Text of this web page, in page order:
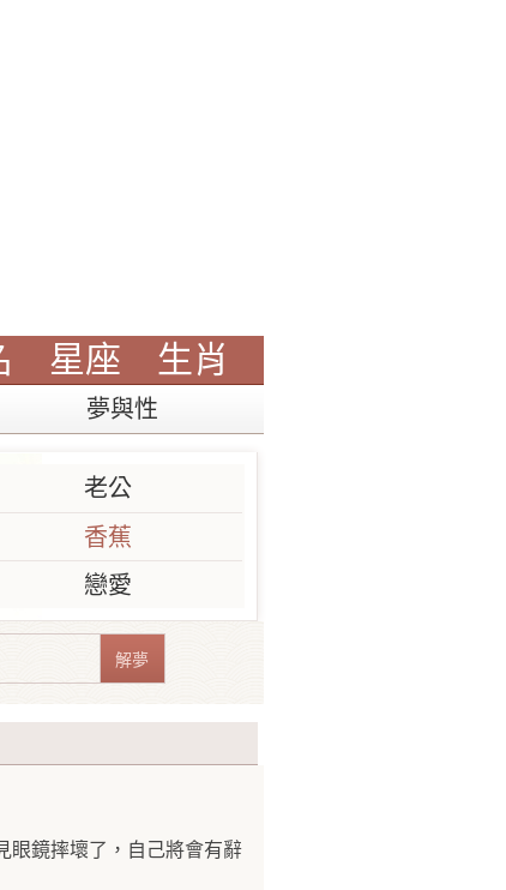
星座 生肖
夢與性
老公
香蕉
戀愛
眼鏡摔壞了，自己將會有辭